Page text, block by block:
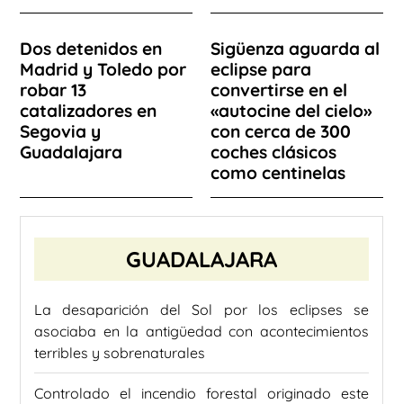
Dos detenidos en
Madrid y Toledo por
robar 13
catalizadores en
Segovia y
Guadalajara
Sigüenza aguarda al
eclipse para
convertirse en el
«autocine del cielo»
con cerca de 300
coches clásicos
como centinelas
GUADALAJARA
La desaparición del Sol por los eclipses se
asociaba en la antigüedad con acontecimientos
terribles y sobrenaturales
Controlado el incendio forestal originado este